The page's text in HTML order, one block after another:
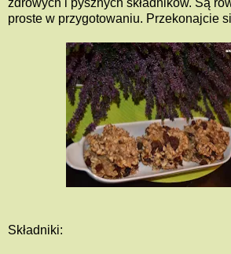
proste w przygotowaniu. Przekonajcie
Składniki: